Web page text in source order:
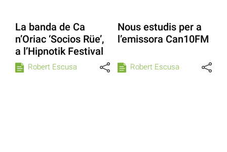
La banda de Ca
n’Oriac ‘Socios Rüe’,
a l’Hipnotik Festival
Robert Escusa
Nous estudis per a
l’emissora Can10FM
Robert Escusa